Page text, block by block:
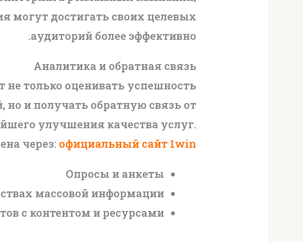
могут достигать своих целевых
аудиторий более эффективно.
Аналитика и обратная связь
только оценивать успешность
и получать обратную связь от
улучшения качества услуг.
через: официальный сайт 1win
Опросы и анкеты
массовой информации
с контентом и ресурсами